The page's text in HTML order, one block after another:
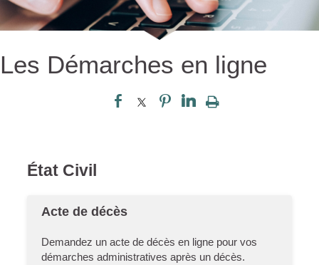
Les Démarches en ligne
État Civil
Acte de décès
Demandez un acte de décès en ligne pour vos
démarches administratives après un décès.